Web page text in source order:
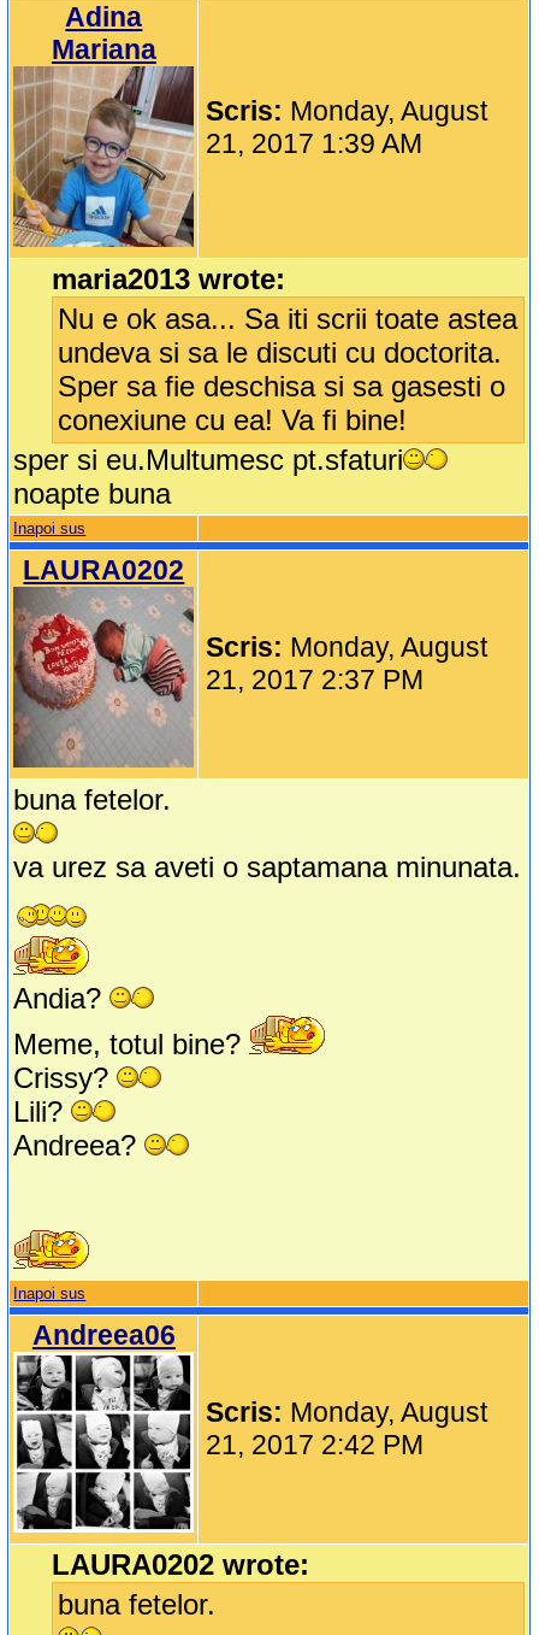
Adina
Mariana
Scris: Monday, August
21, 2017 1:39 AM
maria2013 wrote:
Nu e ok asa... Sa iti scrii toate astea
undeva si sa le discuti cu doctorita.
Sper sa fie deschisa si sa gasesti o
conexiune cu ea! Va fi bine!
sper si eu.Multumesc pt.sfaturi
noapte buna
Inapoi sus
LAURA0202
Scris: Monday, August
21, 2017 2:37 PM
buna fetelor.
va urez sa aveti o saptamana minunata.
Andia?
Meme, totul bine?
Crissy?
Lili?
Andreea?
Inapoi sus
Andreea06
Scris: Monday, August
21, 2017 2:42 PM
LAURA0202 wrote:
buna fetelor.